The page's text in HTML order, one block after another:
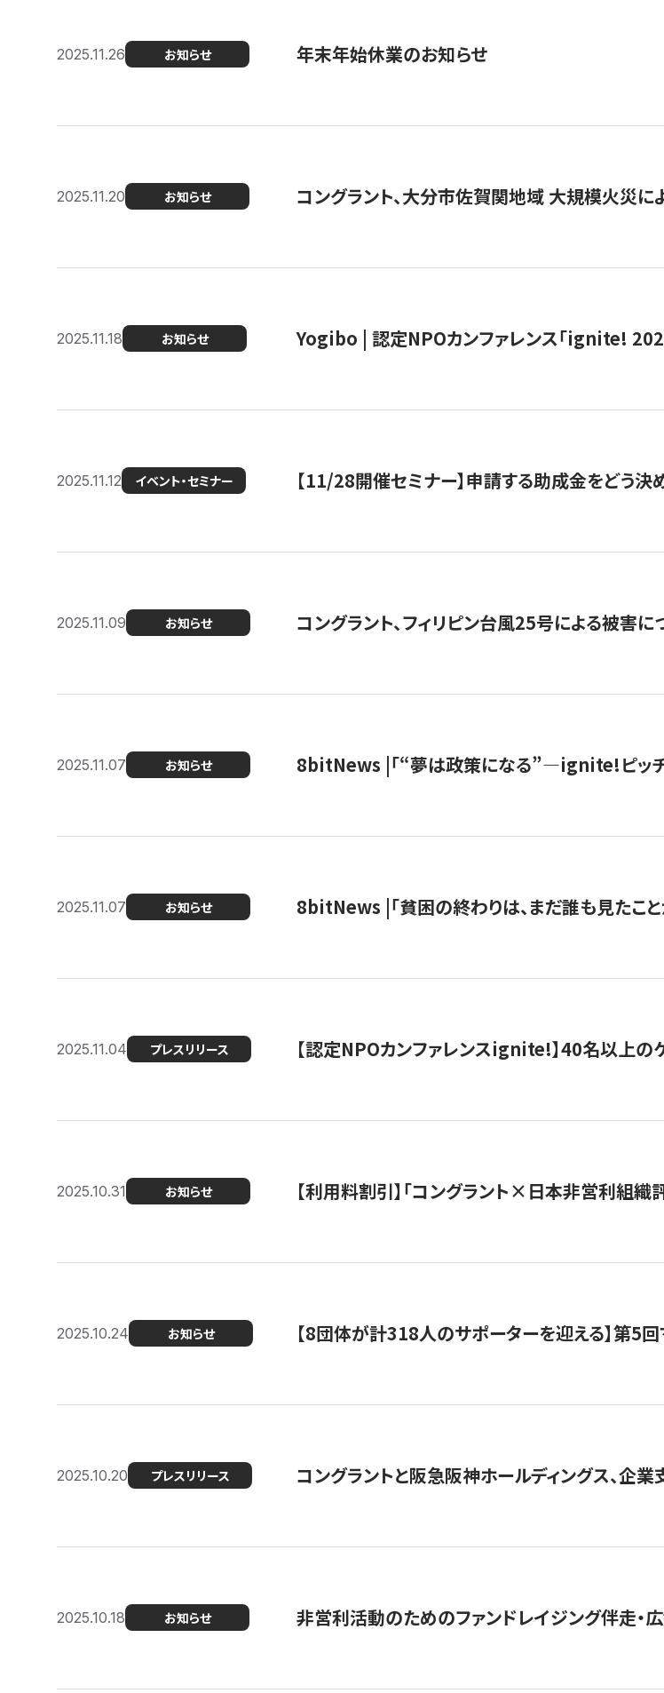
2025.11.26 お知らせ 年末年始休業のお知らせ
2025.11.20 お知らせ コングラント、大分市佐賀関地域 大規模火災
2025.11.18 お知らせ Yogibo | 認定NPOカンファレンス「ignite!
2025.11.12 イベント・セミナー 【11/28開催セミナー】申請する助成金をどう決
2025.11.09 お知らせ コングラント、フィリピン台風25号による被害
2025.11.07 お知らせ 8bitNews |「“夢は政策になる”—ignite!ピッチ
2025.11.07 お知らせ 8bitNews |「貧困の終わりは、まだ誰も見たこ
2025.11.04 プレスリリース 【認定NPOカンファレンスignite!】40名以上の
2025.10.31 お知らせ 【利用料割引】「コングラント×日本非営利組
2025.10.24 お知らせ 【8団体が計318人のサポーターを迎える】​​第5
2025.10.20 プレスリリース コングラントと阪急阪神ホールディングス、企業
2025.10.18 お知らせ 非営利活動のためのファンドレイジング伴走・